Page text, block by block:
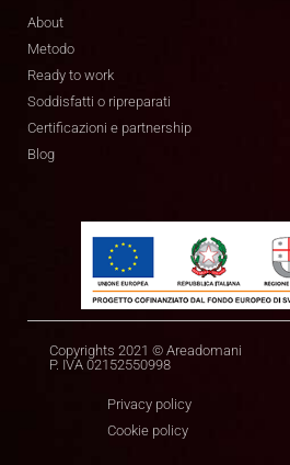
About
Metodo
Ready to work
Soddisfatti o ripreparati
Certificazioni e partnership
Blog
Copyrights 2021 © Areadomani
P. IVA 02152550998
Privacy policy
Cookie policy